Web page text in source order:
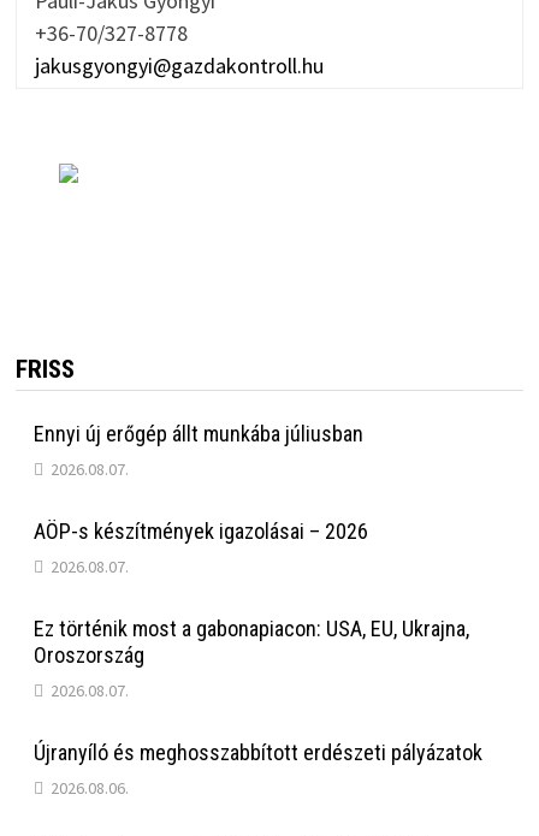
+36-70/327-8778
jakusgyongyi@gazdakontroll.hu
FRISS
Ennyi új erőgép állt munkába júliusban
2026.08.07.
AÖP-s készítmények igazolásai – 2026
2026.08.07.
Ez történik most a gabonapiacon: USA, EU, Ukrajna,
Oroszország
2026.08.07.
Újranyíló és meghosszabbított erdészeti pályázatok
2026.08.06.